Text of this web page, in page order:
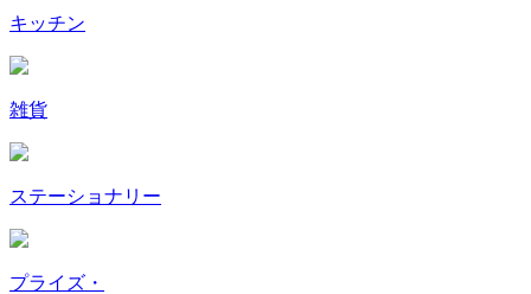
キッチン
雑貨
ステーショナリー
プライズ・